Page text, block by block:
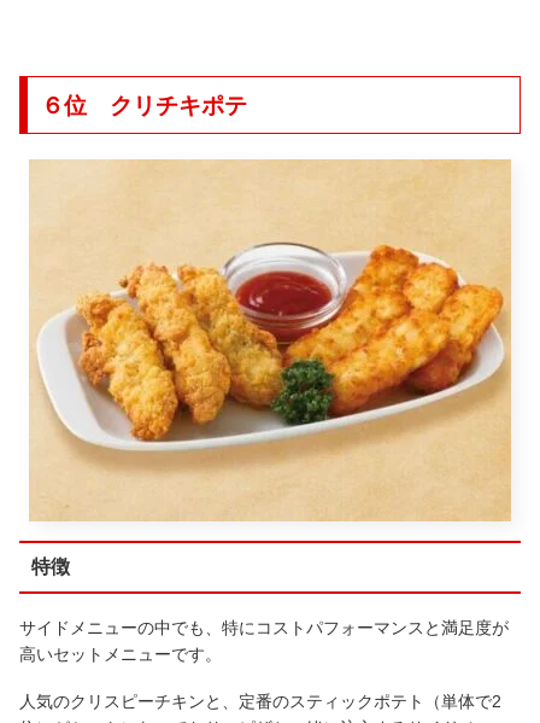
６位 クリチキポテ
特徴
サイドメニューの中でも、特にコストパフォーマンスと満足度が
高いセットメニューです。
人気のクリスピーチキンと、定番のスティックポテト（単体で2